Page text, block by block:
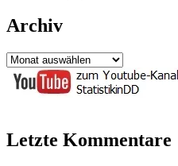
Archiv
Archiv
Letzte Kommentare